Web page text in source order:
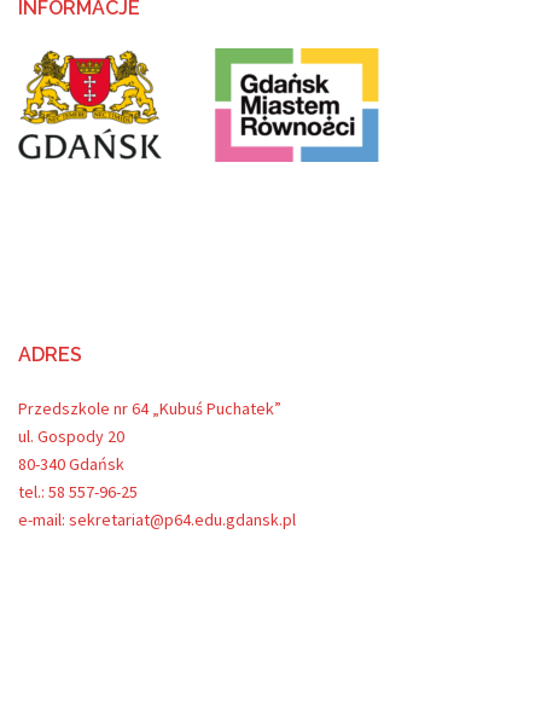
INFORMACJE
ADRES
Przedszkole nr 64 „Kubuś Puchatek”
ul. Gospody 20
80-340 Gdańsk
tel.: 58 557-96-25
e-mail: sekretariat@p64.edu.gdansk.pl